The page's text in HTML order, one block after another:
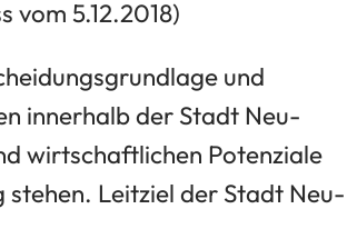
vom 5.12.2018)
und
innerhalb der Stadt Neu-
wirtschaftlichen Potenziale
Leitziel der Stadt Neu-